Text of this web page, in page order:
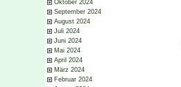
Oktober 2024
September 2024
August 2024
Juli 2024
Juni 2024
Mai 2024
April 2024
März 2024
Februar 2024